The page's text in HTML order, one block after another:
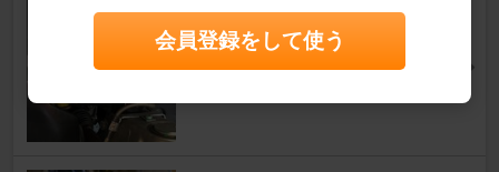
ルーテシア ルノー・スポール
会員登録をして使う